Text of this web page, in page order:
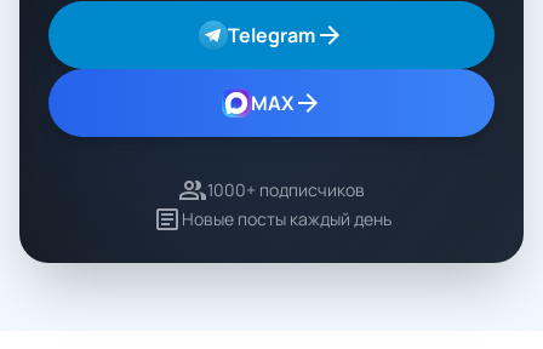
Telegramarrow_forward
MAXarrow_forward
group1000+ подписчиков
article Новые посты каждый день